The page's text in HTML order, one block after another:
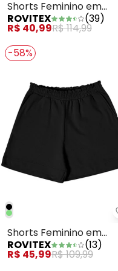
Shorts Feminino em
Ponto Roma Preto
ROVITEX (39)
R$ 40,99R$ 114,99
-58%
Shorts Feminino em
Moletom Sarjado Preto
ROVITEX (13)
R$ 45,99R$ 109,99